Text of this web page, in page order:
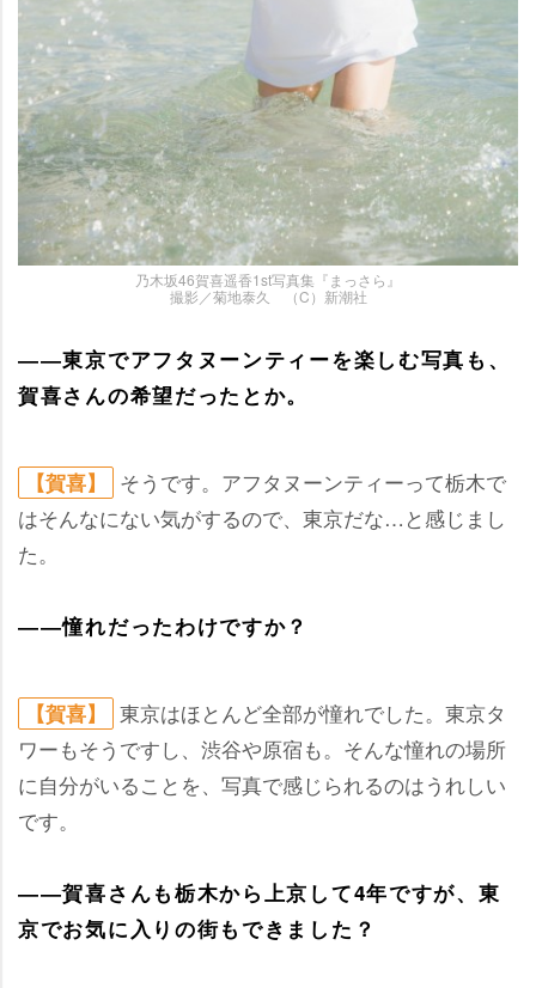
乃木坂46賀喜遥香1st写真集『まっさら』
撮影／菊地泰久 （C）新潮社
――東京でアフタヌーンティーを楽しむ写真も、
賀喜さんの希望だったとか。
【賀喜】
そうです。アフタヌーンティーって栃木で
はそんなにない気がするので、東京だな…と感じまし
た。
――憧れだったわけですか？
【賀喜】
東京はほとんど全部が憧れでした。東京タ
ワーもそうですし、渋谷や原宿も。そんな憧れの場所
に自分がいることを、写真で感じられるのはうれしい
です。
――賀喜さんも栃木から上京して4年ですが、東
京でお気に入りの街もできました？